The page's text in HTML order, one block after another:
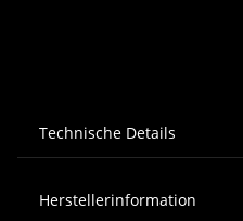
Technische Details
Herstellerinformation